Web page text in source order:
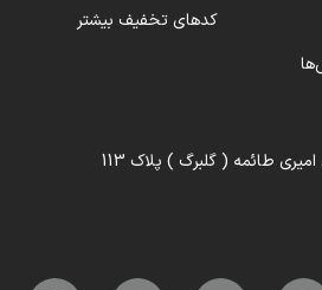
کدهای تخفیف بیشتر
طائمه ( گلبرگ ) پلاک 113